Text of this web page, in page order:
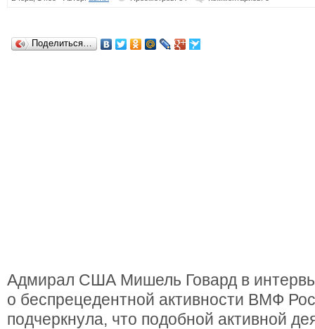
Поделиться…
Адмирал США Мишель Говард в
о беспрецедентной активности ВМФ
подчеркнула, что подобной активной